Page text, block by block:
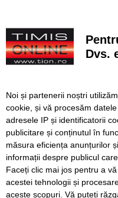
niște echipamente
Lucrări ale SDM în
Cum arată televizorul
complicații
Nouă copaci căzuți,
Timișoara, în urma furtunii
Dvs.
Noi și partenerii noștri
cookie, și vă procesăm
adresele IP și identificatorii
publicitare și conținutul în
măsura eficiența anunțurilor
informații despre publicul
Faceți clic mai jos pentru a
acestei tehnologii și
aceste scopuri. Vă puteți